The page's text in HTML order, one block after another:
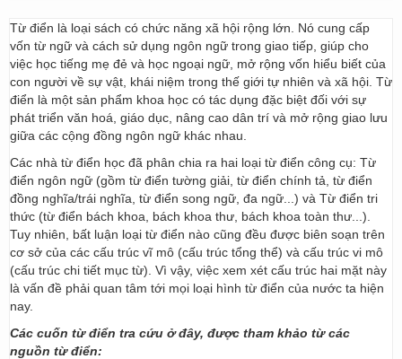
Từ điển là loại sách có chức năng xã hội rộng lớn. Nó cung cấp
vốn từ ngữ và cách sử dụng ngôn ngữ trong giao tiếp, giúp cho
việc học tiếng mẹ đẻ và học ngoại ngữ, mở rộng vốn hiểu biết của
con người về sự vật, khái niệm trong thế giới tự nhiên và xã hội. Từ
điển là một sản phẩm khoa học có tác dụng đặc biệt đối với sự
phát triển văn hoá, giáo dục, nâng cao dân trí và mở rộng giao lưu
giữa các cộng đồng ngôn ngữ khác nhau.
Các nhà từ điển học đã phân chia ra hai loại từ điển công cụ: Từ
điển ngôn ngữ (gồm từ điển tường giải, từ điển chính tả, từ điển
đồng nghĩa/trái nghĩa, từ điển song ngữ, đa ngữ...) và Từ điển tri
thức (từ điển bách khoa, bách khoa thư, bách khoa toàn thư...).
Tuy nhiên, bất luận loại từ điển nào cũng đều được biên soạn trên
cơ sở của các cấu trúc vĩ mô (cấu trúc tổng thể) và cấu trúc vi mô
(cấu trúc chi tiết mục từ). Vì vậy, việc xem xét cấu trúc hai mặt này
là vấn đề phải quan tâm tới mọi loại hình từ điển của nước ta hiện
nay.
Các cuốn từ điển tra cứu ở đây, được tham khảo từ các
nguồn từ điển: